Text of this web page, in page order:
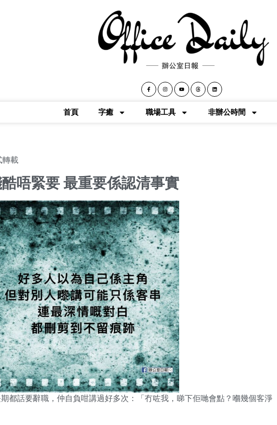
首頁 字癒 職場工具 非辦公時間
轉載
唔緊要 最重要係認清事實
都話要辭職，仲自負咁講過好多次：「冇咗我，睇下佢哋會點？嗰幾個客淨